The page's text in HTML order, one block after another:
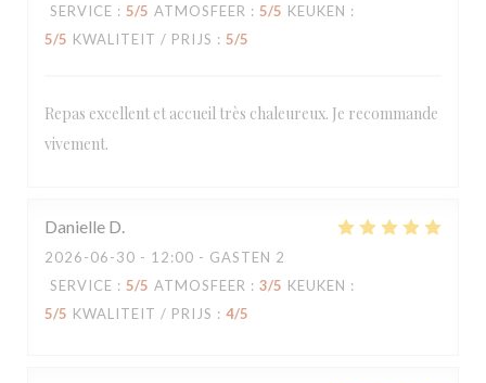
SERVICE : 5/5 ATMOSFEER : 5/5 KEUKEN :
5/5 KWALITEIT / PRIJS : 5/5
Repas excellent et accueil très chaleureux. Je recommande
vivement.
Danielle D
2026-06-30 - 12:00 - GASTEN 2
SERVICE : 5/5 ATMOSFEER : 3/5 KEUKEN :
5/5 KWALITEIT / PRIJS : 4/5